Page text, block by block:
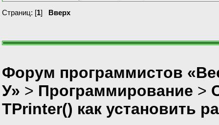
Страниц: [1] Вверх
Форум программистов
У» > Программирование >
TPrinter() как установить